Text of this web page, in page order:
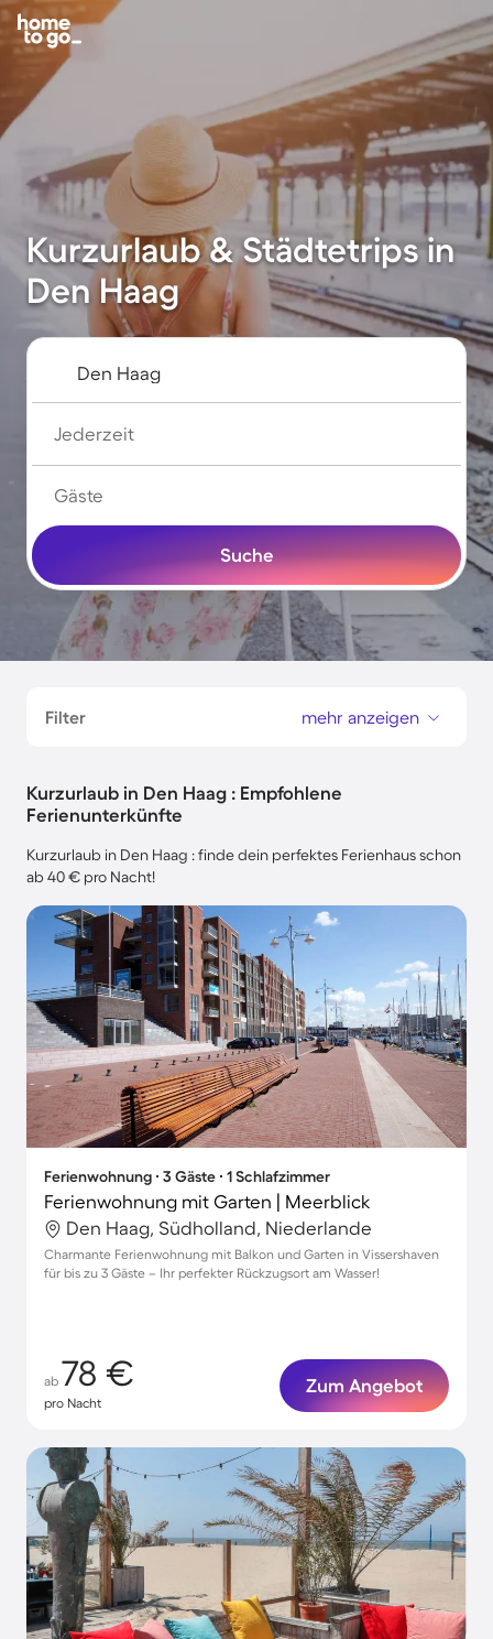
Kurzurlaub & Städtetrips in
Den Haag
Jederzeit
Gäste
Suche
Filter mehr anzeigen
Kurzurlaub in Den Haag : Empfohlene
Ferienunterkünfte
Kurzurlaub in Den Haag : finde dein perfektes Ferienhaus schon
ab 40 € pro Nacht!
Ferienwohnung ∙ 3 Gäste ∙ 1 Schlafzimmer
Ferienwohnung mit Garten | Meerblick
Den Haag, Südholland, Niederlande
Charmante Ferienwohnung mit Balkon und Garten in Vissershaven
für bis zu 3 Gäste – Ihr perfekter Rückzugsort am Wasser!
ab 78 €
pro Nacht
Zum Angebot